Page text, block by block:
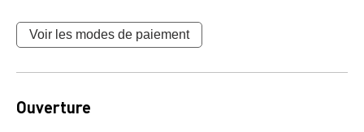
Voir les modes de paiement
Ouverture